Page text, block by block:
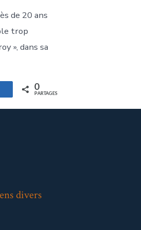
de 20 ans
trop
», dans sa
0
PARTAGES
divers